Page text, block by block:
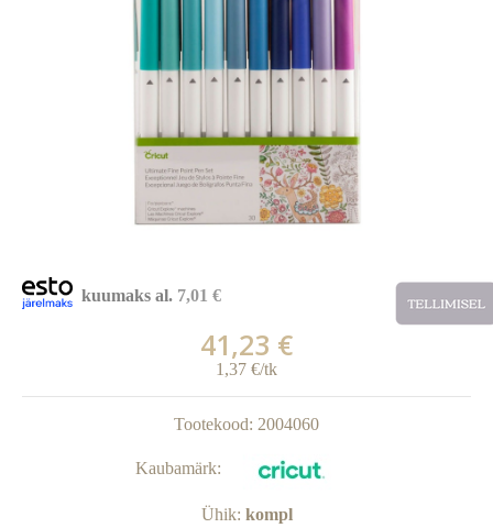
kuumaks al. 7,01 €
41,23 €
1,37 €/tk
Tootekood: 2004060
Kaubamärk:
Ühik: kompl